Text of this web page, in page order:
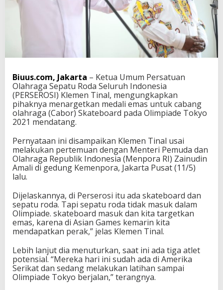
e
t
e
a
l
i
E
m
P
a
d
a
i
m
p
i
a
e
T
o
k
y
Biuus.com, Jakarta – Ketua Umum Persatuan
Olahraga Sepatu Roda Seluruh Indonesia
(PERSEROSI) Klemen Tinal, mengungkapkan
pihaknya menargetkan medali emas untuk cabang
olahraga (Cabor) Skateboard pada Olimpiade Tokyo
2021 mendatang.
Pernyataan ini disampaikan Klemen Tinal usai
melakukan pertemuan dengan Menteri Pemuda dan
Olahraga Republik Indonesia (Menpora RI) Zainudin
Amali di gedung Kemenpora, Jakarta Pusat (11/5)
lalu.
Dijelaskannya, di Perserosi itu ada skateboard dan
sepatu roda. Tapi sepatu roda tidak masuk dalam
Olimpiade. skateboard masuk dan kita targetkan
emas, karena di Asian Games kemarin kita
mendapatkan perak,” jelas Klemen Tinal.
Lebih lanjut dia menuturkan, saat ini ada tiga atlet
potensial. “Mereka hari ini sudah ada di Amerika
Serikat dan sedang melakukan latihan sampai
Olimpiade Tokyo berjalan,” terangnya.